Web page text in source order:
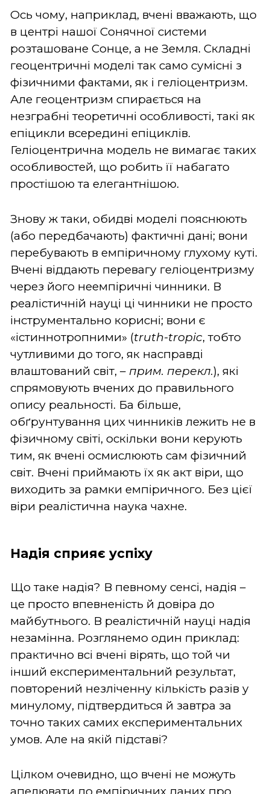
Ось чому, наприклад, вчені вважають, що
в центрі нашої Сонячної системи
розташоване Сонце, а не Земля. Складні
геоцентричні моделі так само сумісні з
фізичними фактами, як і геліоцентризм.
Але геоцентризм спирається на
незграбні теоретичні особливості, такі як
епіцикли всередині епіциклів.
Геліоцентрична модель не вимагає таких
особливостей, що робить її набагато
простішою та елегантнішою.
Знову ж таки, обидві моделі пояснюють
(або передбачають) фактичні дані; вони
перебувають в емпіричному глухому куті.
Вчені віддають перевагу геліоцентризму
через його неемпіричні чинники. В
реалістичній науці ці чинники не просто
інструментально корисні; вони є
«істиннотропними» (truth-tropic, тобто
чутливими до того, як насправді
влаштований світ, – прим. перекл.), які
спрямовують вчених до правильного
опису реальності. Ба більше,
обґрунтування цих чинників лежить не в
фізичному світі, оскільки вони керують
тим, як вчені осмислюють сам фізичний
світ. Вчені приймають їх як акт віри, що
виходить за рамки емпіричного. Без цієї
віри реалістична наука чахне.
Надія сприяє успіху
Що таке надія? В певному сенсі, надія –
це просто впевненість й довіра до
майбутнього. В реалістичній науці надія
незамінна. Розглянемо один приклад:
практично всі вчені вірять, що той чи
інший експериментальний результат,
повторений незліченну кількість разів у
минулому, підтвердиться й завтра за
точно таких самих експериментальних
умов. Але на якій підставі?
Цілком очевидно, що вчені не можуть